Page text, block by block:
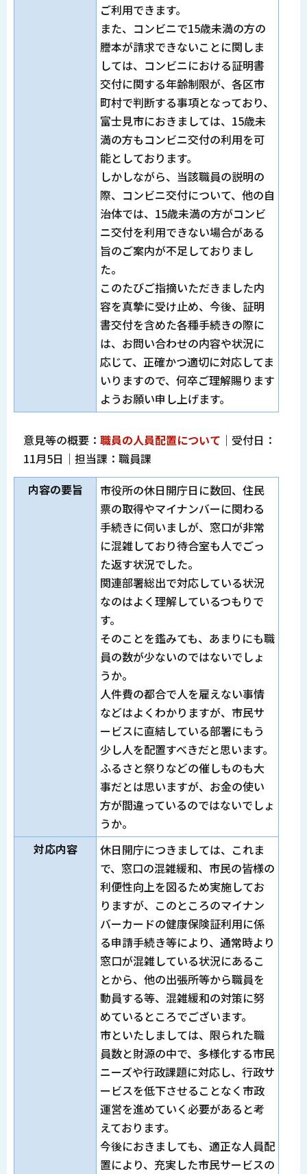
ご利用できます。
また、コンビニで15歳未満の方の
謄本が請求できないことに関しま
しては、コンビニにおける証明書
交付に関する年齢制限が、各区市
町村で判断する事項となっており、
富士見市におきましては、15歳未
満の方もコンビニ交付の利用を可
能としております。
しかしながら、当該職員の説明の
際、コンビニ交付について、他の自
治体では、15歳未満の方がコンビ
ニ交付を利用できない場合がある
旨のご案内が不足しておりまし
た。
このたびご指摘いただきました内
容を真摯に受け止め、今後、証明
書交付を含めた各種手続きの際に
は、お問い合わせの内容や状況に
応じて、正確かつ適切に対応してま
いりますので、何卒ご理解賜ります
ようお願い申し上げます。
意見等の概要： 職員の人員配置について ｜受付日：
11月5日｜担当課：職員課
内容の要旨
市役所の休日開庁日に数回、住民
票の取得やマイナンバーに関わる
手続きに伺いましが、窓口が非常
に混雑しており待合室も人でごっ
た返す状況でした。
関連部署総出で対応している状況
なのはよく理解しているつもりで
す。
そのことを鑑みても、あまりにも職
員の数が少ないのではないでしょ
うか。
人件費の都合で人を雇えない事情
などはよくわかりますが、市民サ
ービスに直結している部署にもう
少し人を配置すべきだと思います。
ふるさと祭りなどの催しものも大
事だとは思いますが、お金の使い
方が間違っているのではないでしょ
うか。
対応内容
休日開庁につきましては、これま
で、窓口の混雑緩和、市民の皆様の
利便性向上を図るため実施してお
りますが、このところのマイナン
バーカードの健康保険証利用に係
る申請手続き等により、通常時より
窓口が混雑している状況にあるこ
とから、他の出張所等から職員を
動員する等、混雑緩和の対策に努
めているところでございます。
市といたしましては、限られた職
員数と財源の中で、多様化する市民
ニーズや行政課題に対応し、行政サ
ービスを低下させることなく市政
運営を進めていく必要があると考
えております。
今後におきましても、適正な人員配
置により、充実した市民サービスの